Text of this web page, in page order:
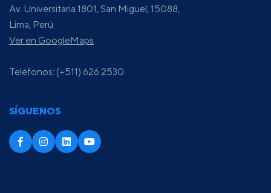
Av. Universitaria 1801, San Miguel, 15088,
Lima, Perú
Ver en GoogleMaps
Teléfonos: (+511) 626 2530
SÍGUENOS